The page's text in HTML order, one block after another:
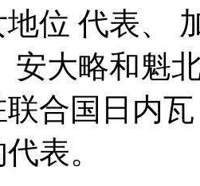
地位 代表、
安大略和魁
联合国日内
表。